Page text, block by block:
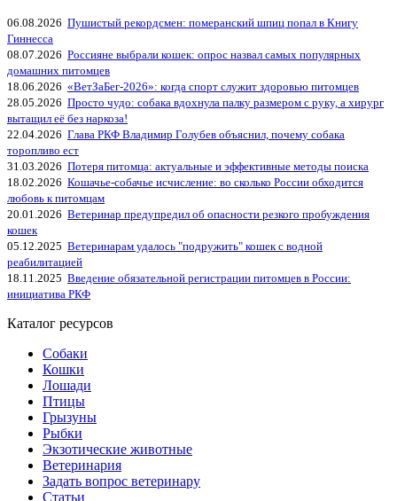
06.08.2026 Пушистый рекордсмен: померанский шпиц попал в Книгу
Гиннесса
08.07.2026 Россияне выбрали кошек: опрос назвал самых популярных
домашних питомцев
18.06.2026 «ВетЗаБег‑2026»: когда спорт служит здоровью питомцев
28.05.2026 Просто чудо: собака вдохнула палку размером с руку, а хирург
вытащил её без наркоза!
22.04.2026 Глава РКФ Владимир Голубев объяснил, почему собака
торопливо ест
31.03.2026 Потеря питомца: актуальные и эффективные методы поиска
18.02.2026 Кошачье-собачье исчисление: во сколько России обходится
любовь к питомцам
20.01.2026 Ветеринар предупредил об опасности резкого пробуждения
кошек
05.12.2025 Ветеринарам удалось "подружить" кошек с водной
реабилитацией
18.11.2025 Введение обязательной регистрации питомцев в России:
инициатива РКФ
Каталог ресурсов
Собаки
Кошки
Лошади
Птицы
Грызуны
Рыбки
Экзотические животные
Ветеринария
Задать вопрос ветеринару
Статьи